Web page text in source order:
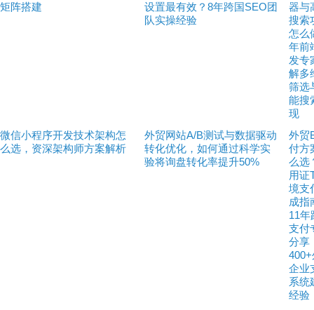
矩阵搭建
设置最有效？8年跨国SEO团
队实操经验
器与
搜索
怎么
年前
发专
解多
筛选
能搜
现
微信小程序开发技术架构怎
么选，资深架构师方案解析
外贸网站A/B测试与数据驱动
转化优化，如何通过科学实
验将询盘转化率提升50%
外贸
付方
么选
用证
境支
成指
11年
支付
分享
企业
系统
经验